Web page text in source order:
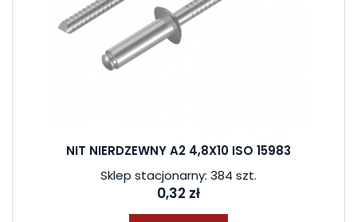
NIT NIERDZEWNY A2 4,8X10 ISO 15983
Sklep stacjonarny: 384 szt.
0,32 zł